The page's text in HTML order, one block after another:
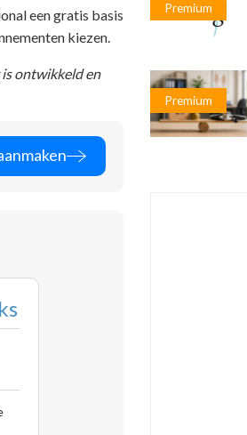
een gratis basis
kiezen.
ontwikkeld en
Premium
Premium